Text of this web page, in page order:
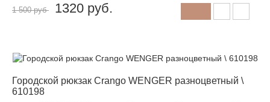
1 500 руб 1320 руб.
Городской рюкзак Crango WENGER разноцветный \
610198
-12%